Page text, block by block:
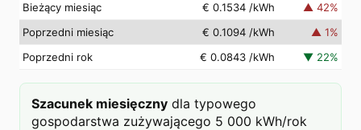
Bieżący miesiąc
€ 0.1534 /kWh ▲ 42%
Poprzedni miesiąc
€ 0.1094 /kWh ▲ 1%
Poprzedni rok
€ 0.0843 /kWh ▼ 22%
Szacunek miesięczny dla typowego
gospodarstwa zużywającego 5 000 kWh/rok